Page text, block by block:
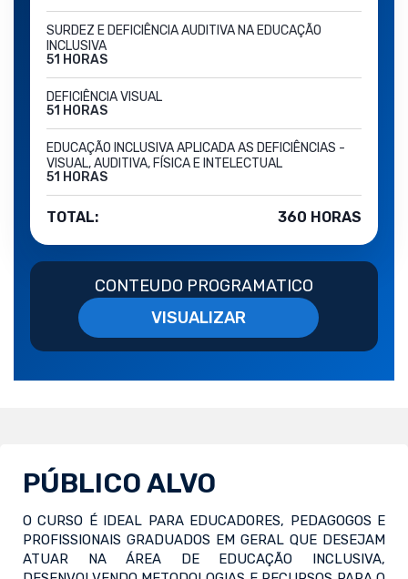
SURDEZ E DEFICIÊNCIA AUDITIVA NA EDUCAÇÃO
INCLUSIVA
51 HORAS
DEFICIÊNCIA VISUAL
51 HORAS
EDUCAÇÃO INCLUSIVA APLICADA AS DEFICIÊNCIAS -
VISUAL, AUDITIVA, FÍSICA E INTELECTUAL
51 HORAS
TOTAL: 360 HORAS
CONTEUDO PROGRAMATICO
VISUALIZAR
PÚBLICO ALVO
O CURSO É IDEAL PARA EDUCADORES, PEDAGOGOS E
PROFISSIONAIS GRADUADOS EM GERAL QUE DESEJAM
ATUAR NA ÁREA DE EDUCAÇÃO INCLUSIVA,